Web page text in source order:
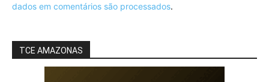
dados em comentários são processados.
TCE AMAZONAS